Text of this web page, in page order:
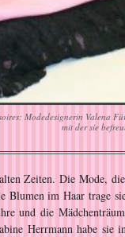
Modedesignerin Valena
mit der sie
Zeiten. Die Mode,
im Haar trage
und die
Herrmann habe